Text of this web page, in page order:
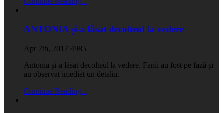
ANTONIA și-a lăsat decolteul la vedere
Apr 7th, 2017 4985
Antonia și-a lăsat decolteul la vedere. Fanii au fost pe fază și
au observat imediat un detaliu.
Continue Reading...